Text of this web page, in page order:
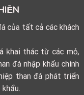
của tất cả các khách
khai thác từ các mỏ,
đá nhập khẩu chính
than đá phát triển